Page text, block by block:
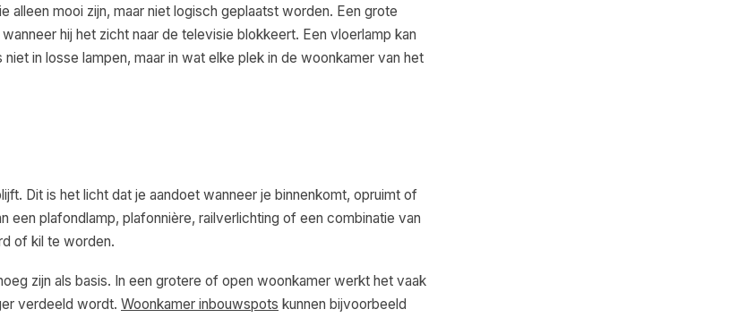
alleen mooi zijn, maar niet logisch geplaatst worden. Een grote
hij het zicht naar de televisie blokkeert. Een vloerlamp kan
in losse lampen, maar in wat elke plek in de woonkamer van het
Dit is het licht dat je aandoet wanneer je binnenkomt, opruimt of
plafondlamp, plafonnière, railverlichting of een combinatie van
of kil te worden.
zijn als basis. In een grotere of open woonkamer werkt het vaak
verdeeld wordt. Woonkamer inbouwspots kunnen bijvoorbeeld